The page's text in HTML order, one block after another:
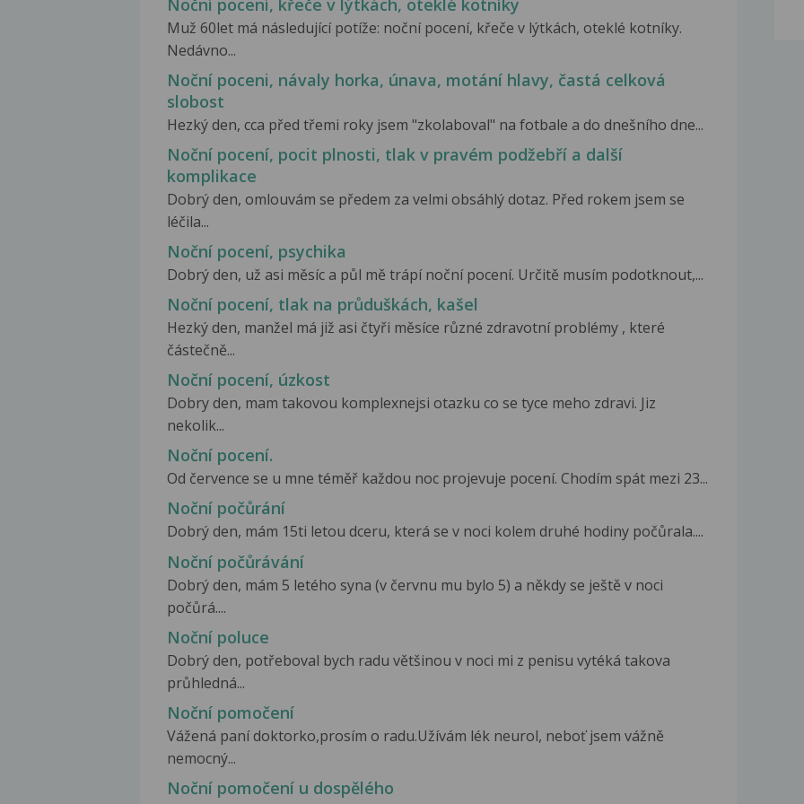
Noční pocení, křeče v lýtkách, oteklé kotníky
Muž 60let má následující potíže: noční pocení, křeče v lýtkách, oteklé kotníky.
Nedávno...
Noční poceni, návaly horka, únava, motání hlavy, častá celková
slobost
Hezký den, cca před třemi roky jsem "zkolaboval" na fotbale a do dnešního dne...
Noční pocení, pocit plnosti, tlak v pravém podžebří a další
komplikace
Dobrý den, omlouvám se předem za velmi obsáhlý dotaz. Před rokem jsem se
léčila...
Noční pocení, psychika
Dobrý den, už asi měsíc a půl mě trápí noční pocení. Určitě musím podotknout,...
Noční pocení, tlak na průduškách, kašel
Hezký den, manžel má již asi čtyři měsíce různé zdravotní problémy , které
částečně...
Noční pocení, úzkost
Dobry den, mam takovou komplexnejsi otazku co se tyce meho zdravi. Jiz
nekolik...
Noční pocení.
Od července se u mne téměř každou noc projevuje pocení. Chodím spát mezi 23...
Noční počůrání
Dobrý den, mám 15ti letou dceru, která se v noci kolem druhé hodiny počůrala....
Noční počůrávání
Dobrý den, mám 5 letého syna (v červnu mu bylo 5) a někdy se ještě v noci
počůrá....
Noční poluce
Dobrý den, potřeboval bych radu většinou v noci mi z penisu vytéká takova
průhledná...
Noční pomočení
Vážená paní doktorko,prosím o radu.Užívám lék neurol, neboť jsem vážně
nemocný...
Noční pomočení u dospělého